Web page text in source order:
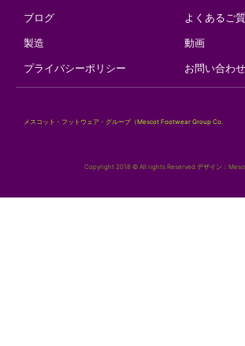
ブログ
製造
プライバシーポリシー
よくあるご
動画
お問い合わせ
メスコット・フットウェア・グループ（Mescot Footwear Group Co.
Copyright 2018 © All rights Reserved.デザイン：